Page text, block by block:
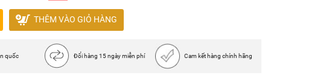
THÊM VÀO GIỎ HÀNG
quốc Đổi hàng 15 ngày miễn phí Cam kết hàng chính hãng